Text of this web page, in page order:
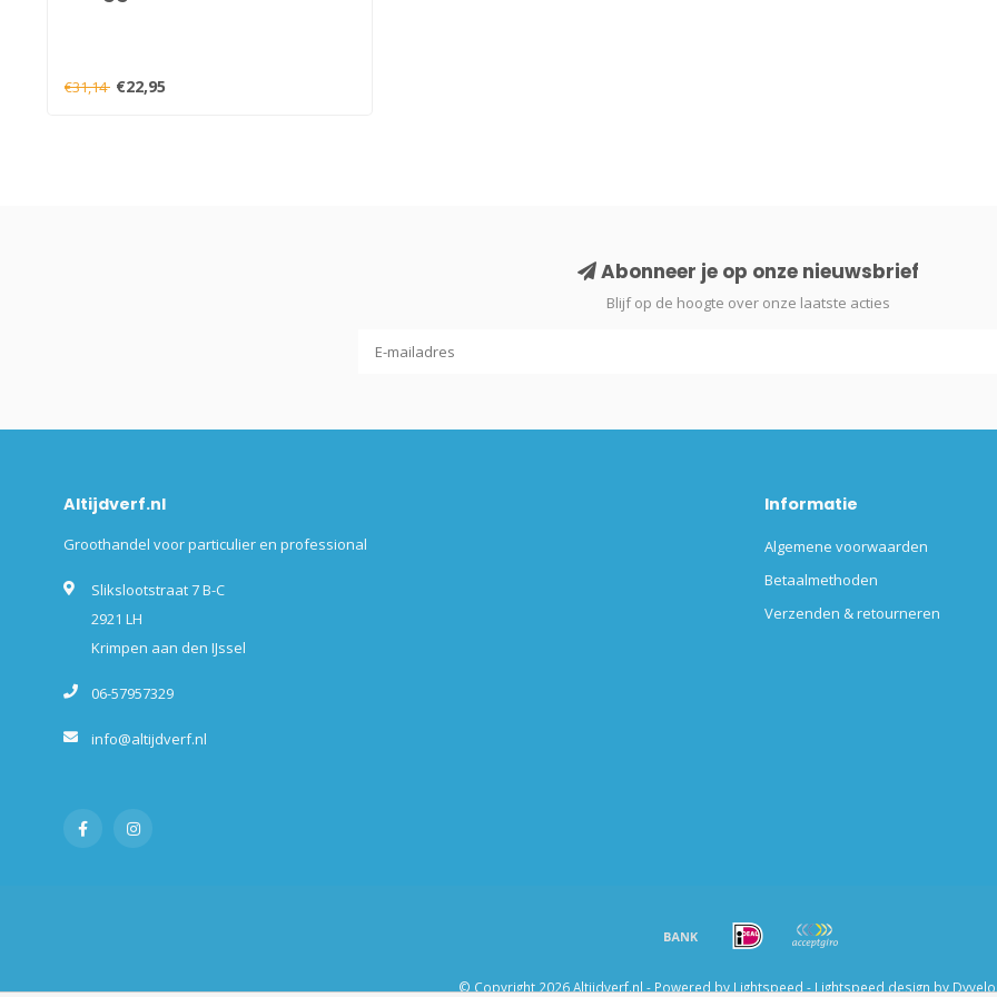
€31,14 €22,95
Abonneer je op onze nieuwsbrief
Blijf op de hoogte over onze laatste acties
Altijdverf.nl
Groothandel voor particulier en professional
Slikslootstraat 7 B-C
2921 LH
Krimpen aan den IJssel
06-57957329
info@altijdverf.nl
Informatie
Algemene voorwaarden
Betaalmethoden
Verzenden & retourneren
© Copyright 2026 Altijdverf.nl - Powered by Lightspeed - Lightspeed design by